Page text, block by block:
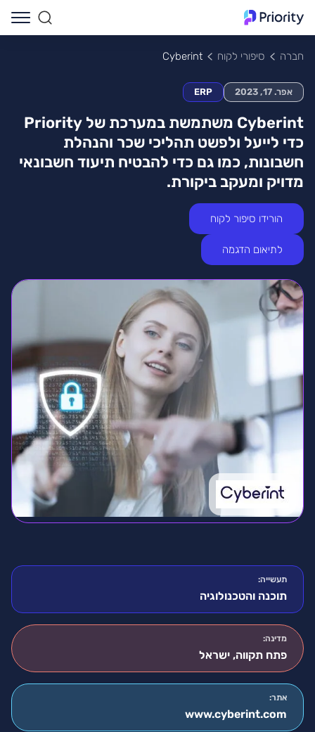
חברה סיפורי לקוח Cyberint
אפר. 17, 2023 ERP
Cyberint משתמשת במערכת של Priority
כדי לייעל ולפשט תהליכי שכר והנהלת
חשבונות, כמו גם כדי להבטיח תיעוד חשבונאי
מדויק ומעקב ביקורת.
הורידו סיפור לקוח
לתיאום הדגמה
תעשייה:
תוכנה והטכנולוגיה
מדינה:
פתח תקווה, ישראל
אתר:
www.cyberint.com